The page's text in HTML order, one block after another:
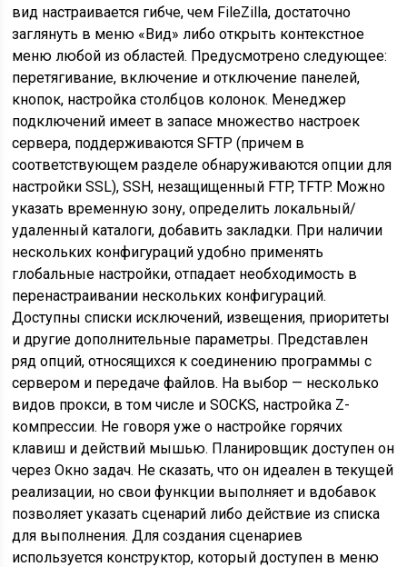
вид настраивается гибче, чем FileZilla, достаточно
заглянуть в меню «Вид» либо открыть контекстное
меню любой из областей. Предусмотрено следующее:
перетягивание, включение и отключение панелей,
кнопок, настройка столбцов колонок. Менеджер
подключений имеет в запасе множество настроек
сервера, поддерживаются SFTP (причем в
соответствующем разделе обнаруживаются опции для
настройки SSL), SSH, незащищенный FTP, TFTP. Можно
указать временную зону, определить локальный/
удаленный каталоги, добавить закладки. При наличии
нескольких конфигураций удобно применять
глобальные настройки, отпадает необходимость в
перенастраивании нескольких конфигураций.
Доступны списки исключений, извещения, приоритеты
и другие дополнительные параметры. Представлен
ряд опций, относящихся к соединению программы с
сервером и передаче файлов. На выбор — несколько
видов прокси, в том числе и SOCKS, настройка Z-
компрессии. Не говоря уже о настройке горячих
клавиш и действий мышью. Планировщик доступен он
через Окно задач. Не сказать, что он идеален в текущей
реализации, но свои функции выполняет и вдобавок
позволяет указать сценарий либо действие из списка
для выполнения. Для создания сценариев
используется конструктор, который доступен в меню